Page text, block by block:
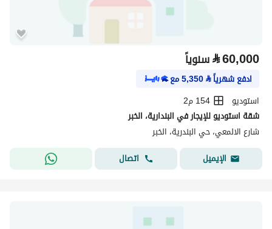
⃁60,000 سنوياً
ادفع شهرياً⃁
5,350مع
استوديو
154 م2
شقة استوديو للإيجار في البندارية، الخبر
شارع الالمعي، حي البندرية، الخبر
الإيميل
اتصال